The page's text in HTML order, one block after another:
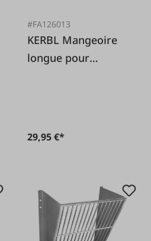
#FA126013
KERBL Mangeoire
longue pour
29,95 €*